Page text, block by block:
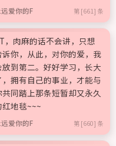
爱你的F 第 [661] 条
，肉麻的话不会讲，只想
诉你，从此，对你的爱，我
放到第二。好好学习，长大
，拥有自己的事业，才能与
共同踏上那条短暂却又永久
红地毯~~~
爱你的F 第 [660] 条